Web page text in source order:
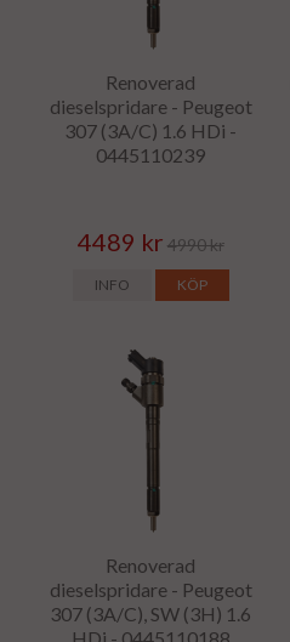
Renoverad
dieselspridare - Peugeot
307 (3A/C) 1.6 HDi -
0445110239
4489 kr 4990 kr
INFO KÖP
Renoverad
dieselspridare - Peugeot
307 (3A/C), SW (3H) 1.6
HDi - 0445110188